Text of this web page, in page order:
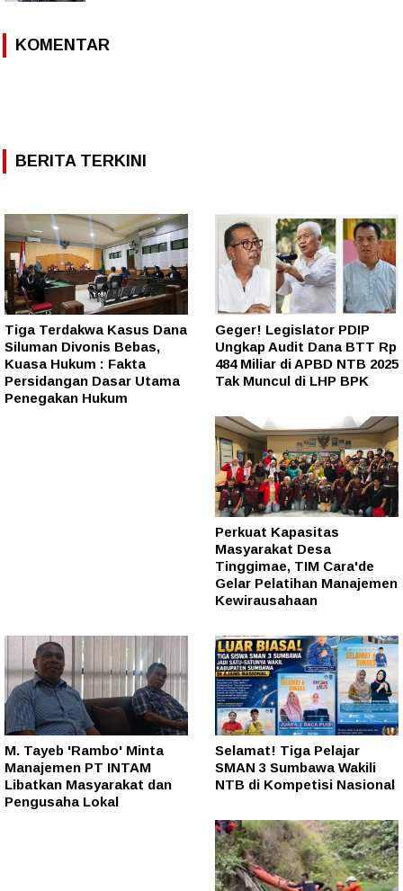
KOMENTAR
BERITA TERKINI
Tiga Terdakwa Kasus Dana
Siluman Divonis Bebas,
Kuasa Hukum : Fakta
Persidangan Dasar Utama
Penegakan Hukum
Geger! Legislator PDIP
Ungkap Audit Dana BTT Rp
484 Miliar di APBD NTB 2025
Tak Muncul di LHP BPK
Perkuat Kapasitas
Masyarakat Desa
Tinggimae, TIM Cara'de
Gelar Pelatihan Manajemen
Kewirausahaan
M. Tayeb 'Rambo' Minta
Manajemen PT INTAM
Libatkan Masyarakat dan
Pengusaha Lokal
Selamat! Tiga Pelajar
SMAN 3 Sumbawa Wakili
NTB di Kompetisi Nasional